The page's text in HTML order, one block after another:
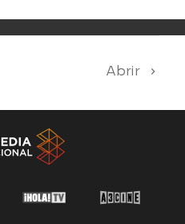
Abrir
El Hormiguero
Pasapalabra